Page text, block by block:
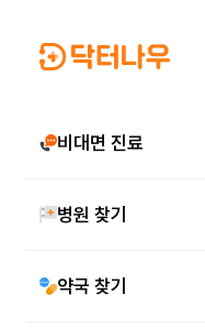
비대면 진료
병원 찾기
약국 찾기